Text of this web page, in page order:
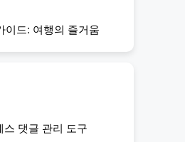
드: 여행의 즐거움
스 댓글 관리 도구